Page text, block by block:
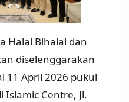
Halal Bihalal dan
diselenggarakan
11 April 2026 pukul
Centre, Jl.